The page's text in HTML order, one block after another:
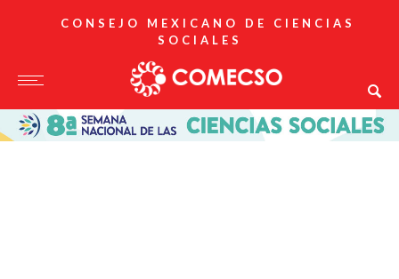
CONSEJO MEXICANO DE CIENCIAS
SOCIALES